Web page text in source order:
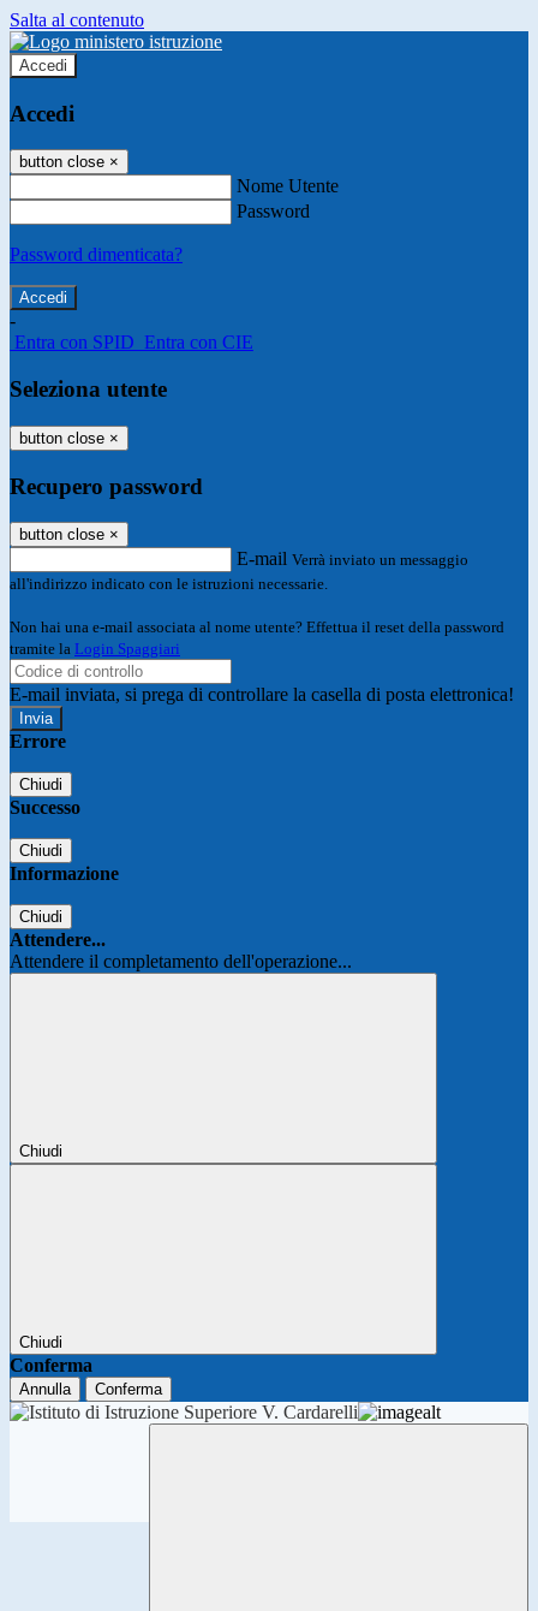
Salta al contenuto
Accedi
Accedi
button close ×
Nome Utente
Password
Password dimenticata?
-
Entra con SPID Entra con CIE
Seleziona utente
button close ×
Recupero password
button close ×
E-mail Verrà inviato un messaggio
all'indirizzo indicato con le istruzioni necessarie.
Non hai una e-mail associata al nome utente? Effettua il reset della password
tramite la Login Spaggiari
E-mail inviata, si prega di controllare la casella di posta elettronica!
Errore
Chiudi
Successo
Chiudi
Informazione
Chiudi
Attendere...
Attendere il completamento dell'operazione...
Chiudi
Chiudi
Conferma
Annulla Conferma